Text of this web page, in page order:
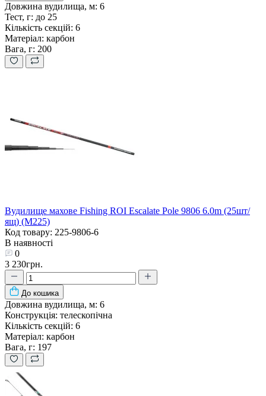
Довжина вудилища, м: 6
Тест, г: до 25
Кількість секцій: 6
Матеріал: карбон
Вага, г: 200
Вудилище махове Fishing ROI Escalate Pole 9806 6.0m (25шт/
ящ) (M225)
Код товару: 225-9806-6
В наявності
0
3 230грн.
До кошика
Довжина вудилища, м: 6
Конструкція: телескопічна
Кількість секцій: 6
Матеріал: карбон
Вага, г: 197